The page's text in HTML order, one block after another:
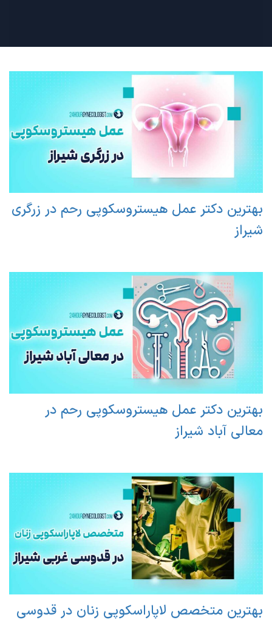
بهترین دکتر عمل هیستروسکوپی رحم در زرگری
شیراز
بهترین دکتر عمل هیستروسکوپی رحم در
معالی آباد شیراز
بهترین متخصص لاپاراسکوپی زنان در قدوسی